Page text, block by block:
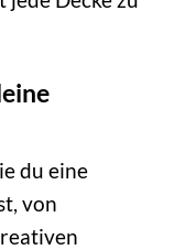
du eine
von